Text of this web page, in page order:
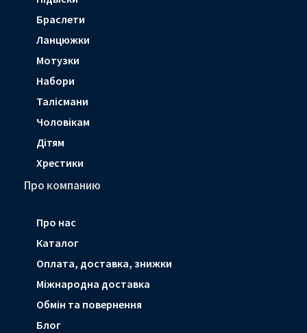
Браслети
Ланцюжки
Мотузки
Набори
Талісмани
Чоловікам
Дітям
Хрестики
Про компанию
Про нас
Каталог
Оплата, доставка, знижки
Мiжнародна доставка
Обмін та повернення
Блог